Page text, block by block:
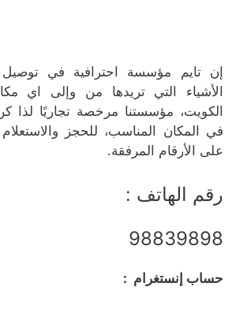
إن تايم مؤسسة احترافية في
الأشياء التي تريدها من وإلى اي
الكويت، مؤسستنا مرخصة تجاريًا لذا
في المكان المناسب، للحجز
على الأرقام المرفقة.
رقم الهاتف :
98839898
حساب إنستغرام :